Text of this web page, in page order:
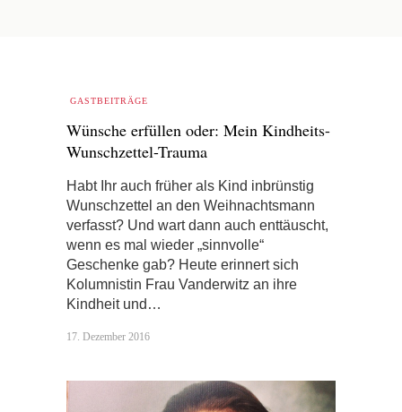
GASTBEITRÄGE
Wünsche erfüllen oder: Mein Kindheits-
Wunschzettel-Trauma
Habt Ihr auch früher als Kind inbrünstig
Wunschzettel an den Weihnachtsmann
verfasst? Und wart dann auch enttäuscht,
wenn es mal wieder „sinnvolle“
Geschenke gab? Heute erinnert sich
Kolumnistin Frau Vanderwitz an ihre
Kindheit und…
17. Dezember 2016